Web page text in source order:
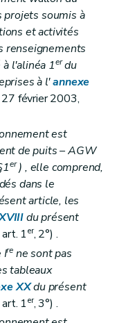
soumis à
et activités
renseignements
l'alinéa 1erdu
à l'annexe
février 2003,
est
de puits– AGW
er) , elle comprend,
dans le
article, les
du présent
1er, 2°) .
Irene sont pas
tableaux
XXdu présent
1er, 3°) .